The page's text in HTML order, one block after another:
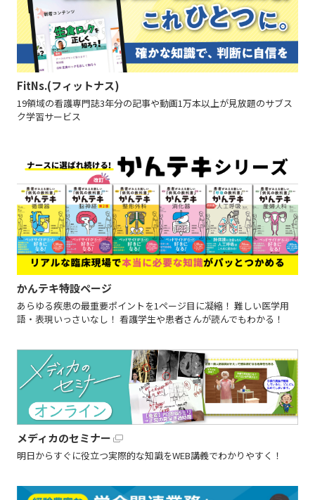
FitNs.(フィットナス)
19領域の看護専門誌3年分の記事や動画1万本以上が見放題のサブス
ク学習サービス
かんテキ特設ページ
あらゆる疾患の最重要ポイントを1ページ目に凝縮！ 難しい医学用
語・表現いっさいなし！ 看護学生や患者さんが読んでもわかる！
メディカのセミナー
明日からすぐに役立つ実際的な知識をWEB講義でわかりやすく！